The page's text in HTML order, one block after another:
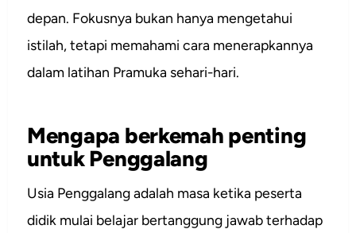
depan. Fokusnya bukan hanya mengetahui
istilah, tetapi memahami cara menerapkannya
dalam latihan Pramuka sehari-hari.
Mengapa berkemah penting
untuk Penggalang
Usia Penggalang adalah masa ketika peserta
didik mulai belajar bertanggung jawab terhadap